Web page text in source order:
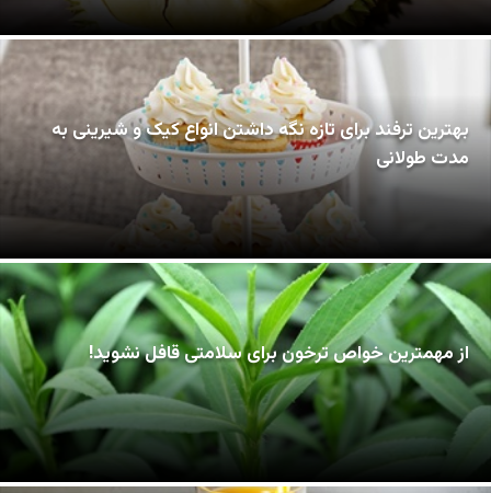
بهترین ترفند برای تازه نگه داشتن انواع کیک و شیرینی به
مدت طولانی
از مهمترین خواص ترخون برای سلامتی قافل نشوید!